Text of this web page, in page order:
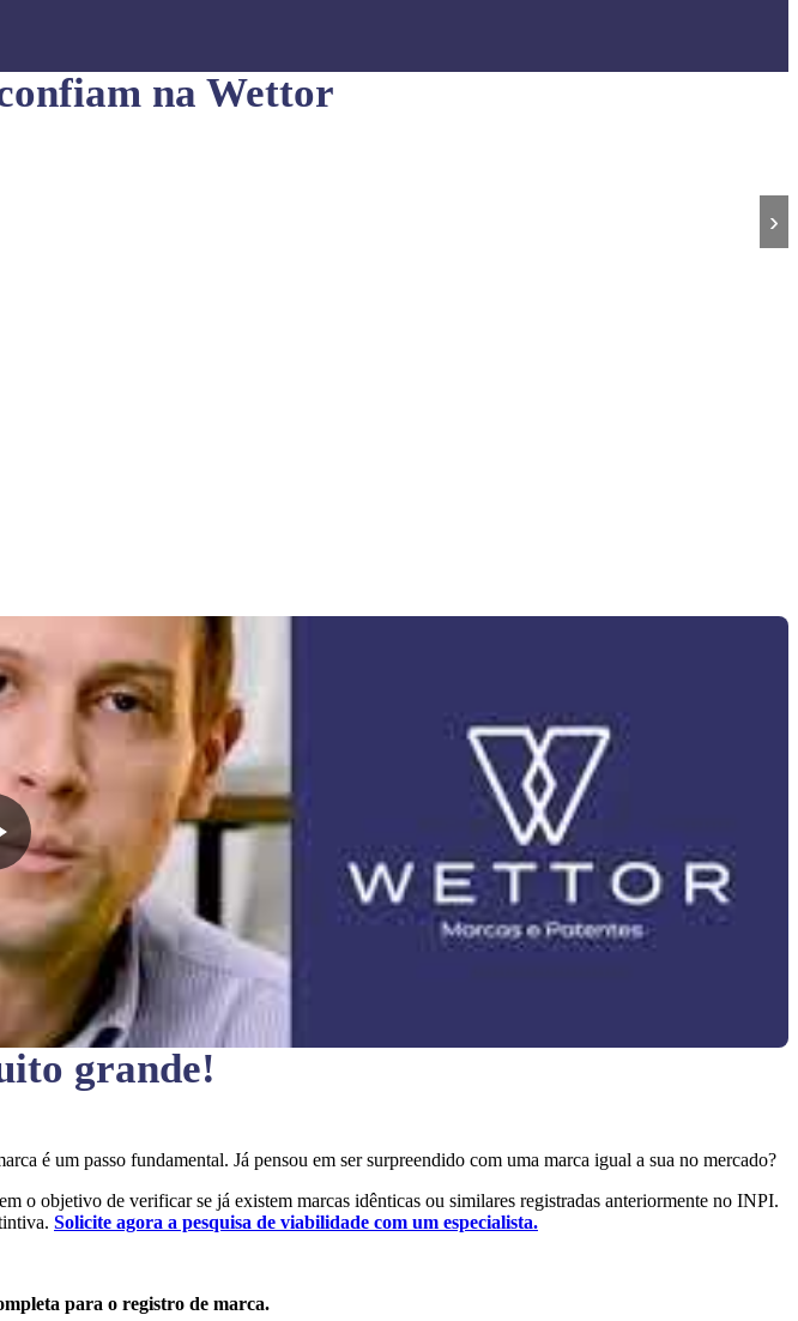
na Wettor
›
grande!
é um passo fundamental. Já pensou em ser surpreendido com uma marca igual a sua no mercado?
o objetivo de verificar se já existem marcas idênticas ou similares registradas anteriormente no INPI.
Solicite agora a pesquisa de viabilidade com um especialista.
para o registro de marca.